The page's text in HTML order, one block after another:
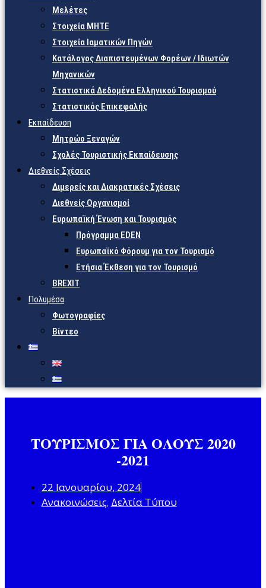
Μελέτες
Στοιχεία ΜΗΤΕ
Στοιχεία Ιαματικών Πηγών
Κατάλογος Διαπιστευμένων Φορέων / Ιδιωτών
Μηχανικών
Στατιστικά Δεδομένα Ελληνικού Τουρισμού
Στατιστικός Επικεφαλής
Εκπαίδευση
Μητρώο Ξεναγών
Σχολές Τουριστικής Εκπαίδευσης
Διεθνείς Σχέσεις
Διμερείς και Διακρατικές Σχέσεις
Διεθνείς Οργανισμοί
Ευρωπαϊκή Ένωση και Τουρισμός
Πρόγραμμα EDEN
Ευρωπαϊκό Φόρουμ για τον Τουρισμό
Ετήσια Έκθεση για τον Τουρισμό
BREXIT
Πολυμέσα
Φωτογραφίες
Βίντεο
ΤΟΥΡΙΣΜΟΣ ΓΙΑ ΟΛΟΥΣ 2020
-2021
22 Ιανουαρίου, 2024
Ανακοινώσεις, Δελτία Τύπου